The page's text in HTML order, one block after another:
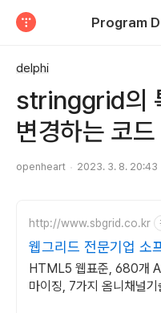
Program
delphi
stringgrid의
변경하는 코드
openheart 2023. 3. 8. 20:43
http://www.sbgrid.co.kr
웹그리드 전문기업 소
HTML5 웹표준, 680개
마이징, 7가지 옴니채널기